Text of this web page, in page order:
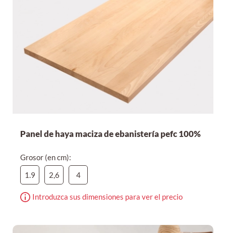
Panel de haya maciza de ebanistería pefc 100%
Grosor (en cm):
1.9
2,6 4
Introduzca sus dimensiones para ver el precio